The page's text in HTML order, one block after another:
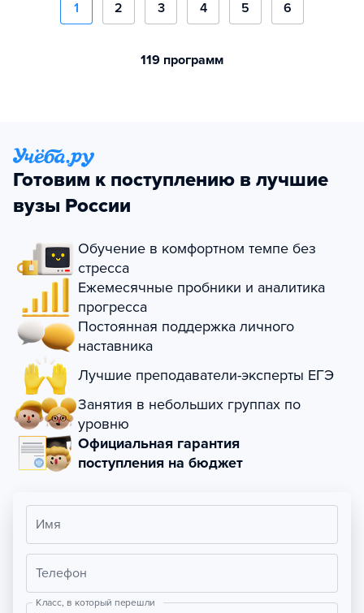
1 2 3 4 5 6
119 программ
Готовим к поступлению в лучшие
вузы России
Обучение в комфортном темпе без
стресса
Ежемесячные пробники и аналитика
прогресса
Постоянная поддержка личного
наставника
Лучшие преподаватели-эксперты ЕГЭ
Занятия в небольших группах по
уровню
Официальная гарантия
поступления на бюджет
Имя
Телефон
Класс, в который перешли